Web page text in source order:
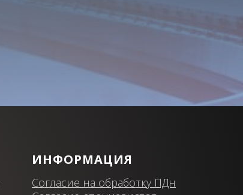
ИНФОРМАЦИЯ
Согласие на обработку ПДн